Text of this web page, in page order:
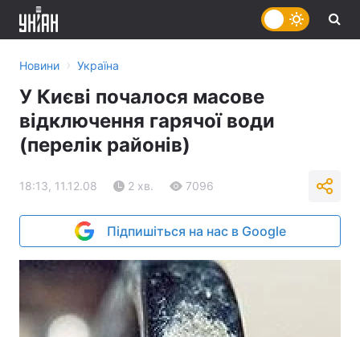
Новини › Україна
У Києві почалося масове
відключення гарячої води
(перелік районів)
18:13, 11.12.08 2 хв. 7096
Підпишіться на нас в Google